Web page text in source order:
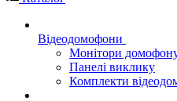
Відеодомофони
Монітори
Панелі виклику
Комплекти